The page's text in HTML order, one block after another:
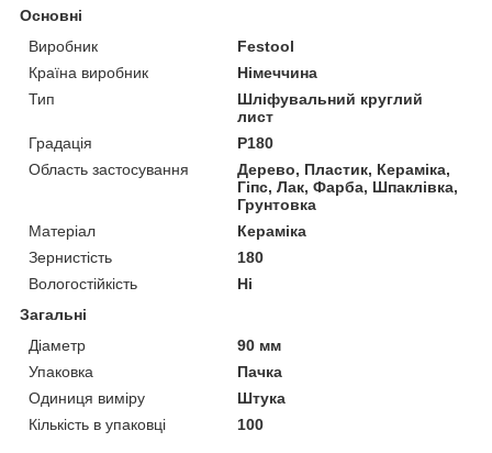
Основні
Виробник
Festool
Країна виробник
Німеччина
Тип
Шліфувальний круглий
лист
Градація
P180
Область застосування
Дерево, Пластик, Кераміка,
Гіпс, Лак, Фарба, Шпаклівка,
Грунтовка
Матеріал
Кераміка
Зернистість
180
Вологостійкість
Ні
Загальні
Діаметр
90 мм
Упаковка
Пачка
Одиниця виміру
Штука
Кількість в упаковці
100